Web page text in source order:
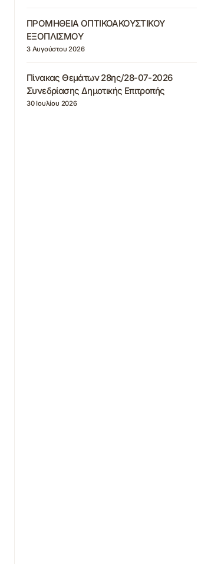
ΠΡΟΜΗΘΕΙΑ ΟΠΤΙΚΟΑΚΟΥΣΤΙΚΟΥ
ΕΞΟΠΛΙΣΜΟΥ
3 Αυγούστου 2026
Πίνακας Θεμάτων 28ης/28-07-2026
Συνεδρίασης Δημοτικής Επιτροπής
30 Ιουλίου 2026